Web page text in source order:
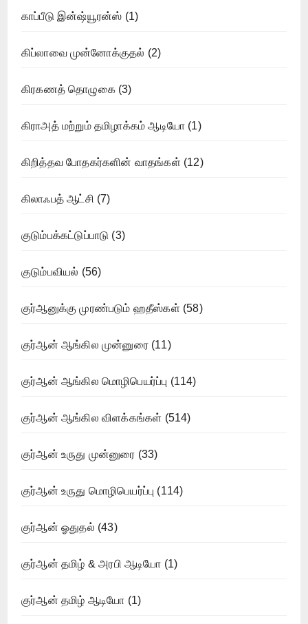
காப்பீடு இன்ஷ்யூரன்ஸ் (1)
கிப்லாவை முன்னோக்குதல் (2)
கிரகணத் தொழுகை(3)
கிராஅத் மற்றும் தமிழாக்கம் ஆடியோ (1)
கிறித்தவ போதகர்களின் வாதங்கள் (12)
கிலாஃபத் ஆட்சி (7)
குடும்பக்கட்டுப்பாடு (3)
குடும்பவியல் (56)
குர்ஆனுக்கு முரண்படும் ஹதீஸ்கள் (58)
குர்ஆன் ஆங்கில முன்னுரை(11)
குர்ஆன் ஆங்கில மொழிபெயர்ப்பு (114)
குர்ஆன் ஆங்கில விளக்கங்கள் (514)
குர்ஆன் உருது முன்னுரை (33)
குர்ஆன் உருது மொழிபெயர்ப்பு (114)
குர்ஆன் ஓதுதல் (43)
குர்ஆன் தமிழ் & அரபி ஆடியோ (1)
குர்ஆன் தமிழ் ஆடியோ (1)